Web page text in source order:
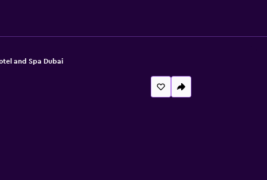
and Spa Dubai